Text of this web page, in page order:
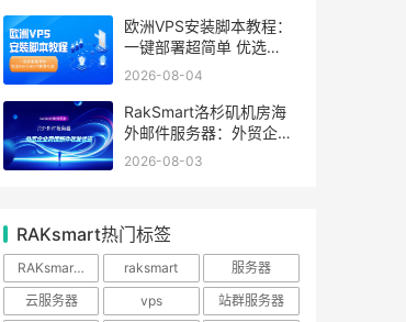
欧洲VPS安装脚本教程：
一键部署超简单 优选
RakSmart欧洲机房
2026-08-04
RakSmart洛杉矶机房海
外邮件服务器：外贸企业
跨境邮件收发优选
2026-08-03
RAKsmart热门标签
RAKsmart服务器 raksmart
服务器
云服务器
vps
站群服务器